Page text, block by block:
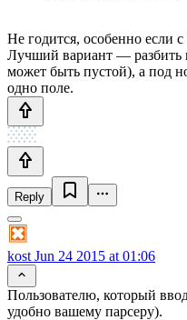
Не годится, особенно если
Лучший вариант — разбить
может быть пустой), а под
одно поле.
Reply
kost Jun 24 2015 at 01:06
Пользователю, который
удобно вашему парсеру).